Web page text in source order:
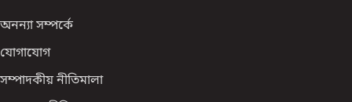
অনন্যা সম্পর্কে
যোগাযোগ
সম্পাদকীয় নীতিমালা